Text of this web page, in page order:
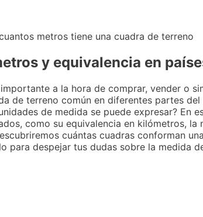
y equivalencia en
a la hora de comprar, vender o
de terreno común en diferentes partes
de medida se puede expresar? En
como su equivalencia en kilómetros,
cuántas cuadras conforman
para despejar tus dudas sobre la medida